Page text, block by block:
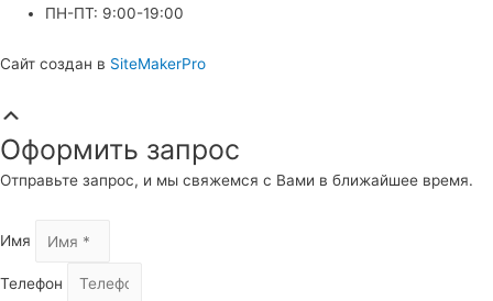
ПН-ПТ: 9:00-19:00
Сайт создан в SiteMakerPro
вверх
Оформить запрос
Отправьте запрос, и мы свяжемся с Вами в ближайшее время.
Имя
Телефон